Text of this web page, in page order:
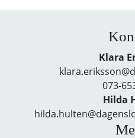
Klara
073-
Hilda